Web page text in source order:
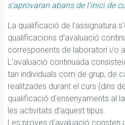
s'aprovaran abans de l'inici de
La qualificació de l'assignatura
qualificacions d'avaluació
corresponents de laboratori i/o
L'avaluació continuada
tan individuals com de grup, de
realitzades durant el curs (dins
qualificació d'ensenyaments al
les activitats d'aquest tipus.
Les proves d'avaluació consten